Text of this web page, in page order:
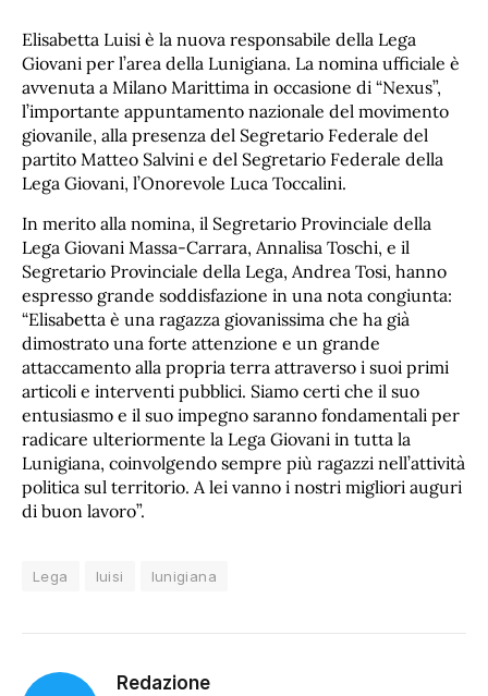
Elisabetta Luisi è la nuova responsabile della Lega
Giovani per l’area della Lunigiana. La nomina ufficiale è
avvenuta a Milano Marittima in occasione di “Nexus”,
l’importante appuntamento nazionale del movimento
giovanile, alla presenza del Segretario Federale del
partito Matteo Salvini e del Segretario Federale della
Lega Giovani, l’Onorevole Luca Toccalini.
In merito alla nomina, il Segretario Provinciale della
Lega Giovani Massa-Carrara, Annalisa Toschi, e il
Segretario Provinciale della Lega, Andrea Tosi, hanno
espresso grande soddisfazione in una nota congiunta:
“Elisabetta è una ragazza giovanissima che ha già
dimostrato una forte attenzione e un grande
attaccamento alla propria terra attraverso i suoi primi
articoli e interventi pubblici. Siamo certi che il suo
entusiasmo e il suo impegno saranno fondamentali per
radicare ulteriormente la Lega Giovani in tutta la
Lunigiana, coinvolgendo sempre più ragazzi nell’attività
politica sul territorio. A lei vanno i nostri migliori auguri
di buon lavoro”.
Lega luisi lunigiana
Redazione